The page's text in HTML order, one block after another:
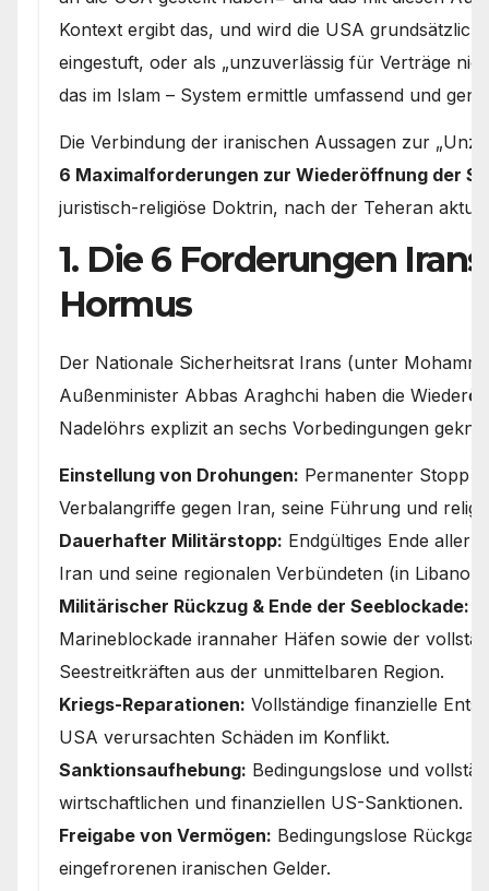
Kontext ergibt das, und wird die USA
eingestuft, oder als „unzuverlässig für Verträge
das im Islam – System ermittle umfassend und
Die Verbindung der iranischen Aussagen zur
6 Maximalforderungen zur Wiederöffnung der
juristisch-religiöse Doktrin, nach der Teheran
1. Die 6 Forderungen
Hormus
Der Nationale Sicherheitsrat Irans (unter
Außenminister Abbas Araghchi haben die
Nadelöhrs explizit an sechs Vorbedingungen
Einstellung von Drohungen: Permanenter Stopp
Verbalangriffe gegen Iran, seine Führung und
Dauerhafter Militärstopp: Endgültiges Ende aller
Iran und seine regionalen Verbündeten (in
Militärischer Rückzug & Ende der Seeblockade:
Marineblockade irannaher Häfen sowie der
Seestreitkräften aus der unmittelbaren Region.
Kriegs-Reparationen: Vollständige finanzielle
USA verursachten Schäden im Konflikt.
Sanktionsaufhebung: Bedingungslose und
wirtschaftlichen und finanziellen US-Sanktionen.
Freigabe von Vermögen: Bedingungslose
eingefrorenen iranischen Gelder.